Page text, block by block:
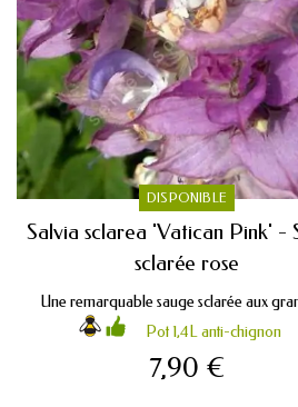
DISPONIBLE
Salvia sclarea 'Vatican Pink' -
sclarée rose
Une remarquable sauge sclarée aux
Pot 1,4L anti-chignon
7,90 €